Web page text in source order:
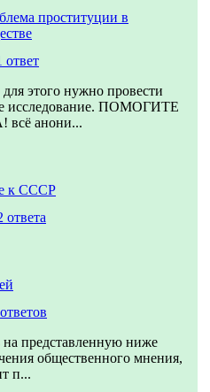
проституции в
ответ
этого нужно провести
исследование. ПОМОГИТЕ
анони...
к СССР
ответа
представленную ниже
общественного мнения,
п...